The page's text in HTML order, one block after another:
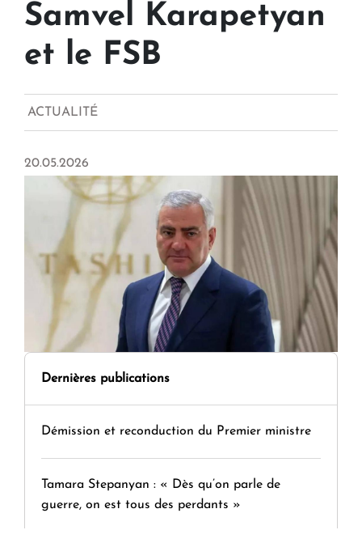
Samvel Karapetyan
et le FSB
ACTUALITÉ
20.05.2026
Dernières publications
Démission et reconduction du Premier ministre
Tamara Stepanyan : « Dès qu’on parle de
guerre, on est tous des perdants »